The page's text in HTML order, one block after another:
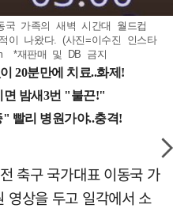
국 가족의 새벽 시간대 월드컵
이 나왔다. (사진=이수진 인스타
*재판매 및 DB 금지
축구 국가대표 이동국 가
영상을 두고 일각에서 소